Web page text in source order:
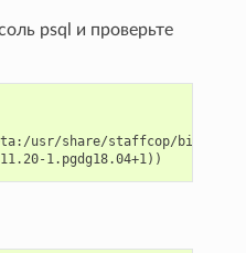
psql и проверьте
usr/share/staffcop/bin$